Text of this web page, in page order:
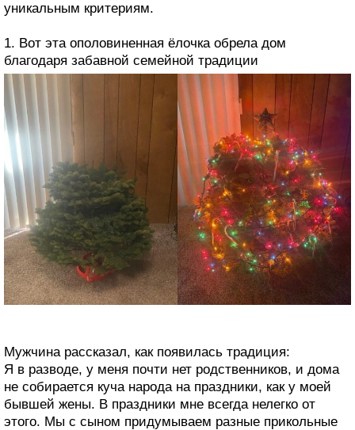
уникальным критериям.
1. Вот эта ополовиненная ёлочка обрела дом
благодаря забавной семейной традиции
Мужчина рассказал, как появилась традиция:
Я в разводе, у меня почти нет родственников, и дома
не собирается куча народа на праздники, как у моей
бывшей жены. В праздники мне всегда нелегко от
этого. Мы с сыном придумываем разные прикольные